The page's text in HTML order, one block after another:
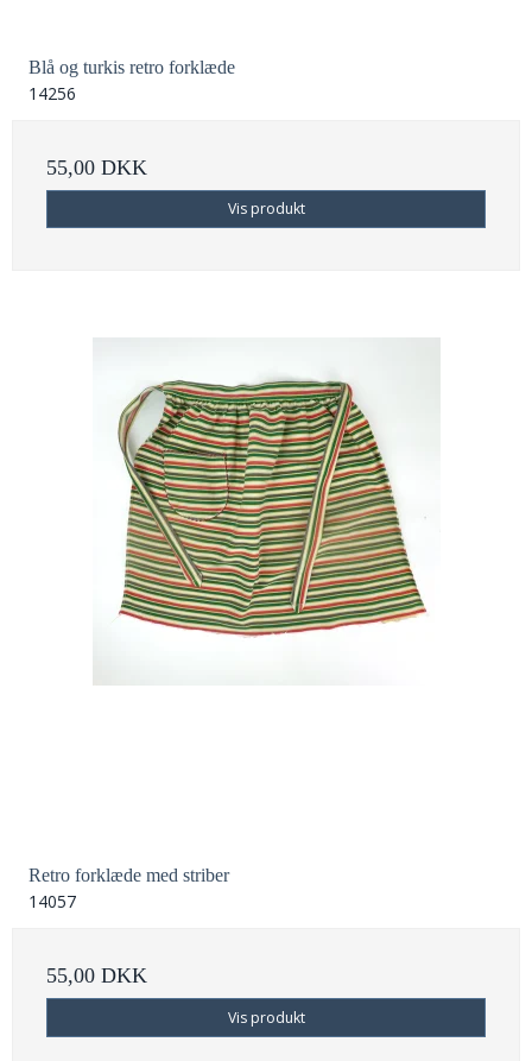
Blå og turkis retro forklæde
14256
55,00 DKK
Vis produkt
Retro forklæde med striber
14057
55,00 DKK
Vis produkt